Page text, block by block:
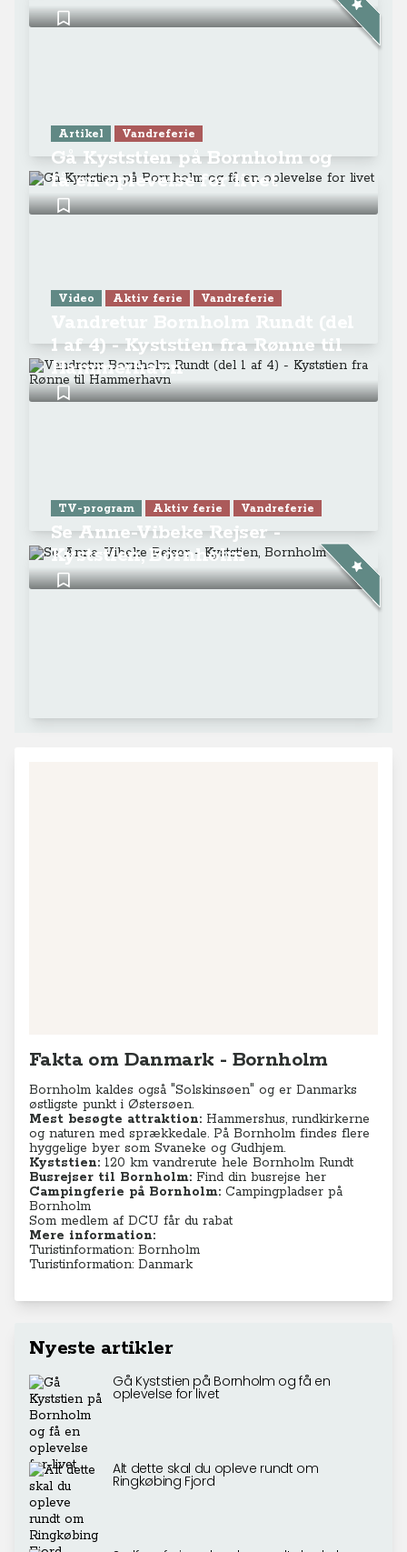
Artikel Vandreferie
Gå Kyststien på Bornholm og
få en oplevelse for livet
Video Aktiv ferie Vandreferie
1 af 4) - Kyststien fra Rønne til
Hammerhavn
TV-program Aktiv ferie Vandreferie
Se Anne-Vibeke Rejser -
Kyststien, Bornholm
Fakta om Danmark - Bornholm
Bornholm kaldes også "Solskinsøen" og er Danmarks
østligste punkt i Østersøen.
Mest besøgte attraktion: Hammershus, rundkirkerne
og naturen med sprækkedale. På Bornholm findes flere
hyggelige byer som Svaneke og Gudhjem.
Kyststien: 120 km vandrerute hele Bornholm Rundt
Busrejser til Bornholm: Find din busrejse her
Campingferie på Bornholm: Campingpladser på
Bornholm
Som medlem af DCU får du rabat
Mere information:
Turistinformation: Bornholm
Turistinformation: Danmark
Nyeste artikler
Gå Kyststien på Bornholm og få en
oplevelse for livet
Alt dette skal du opleve rundt om
Ringkøbing Fjord